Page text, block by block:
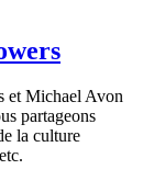
et Michael Avon
partageons
la culture